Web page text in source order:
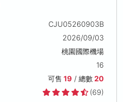
CJU05260903B
2026/09/03
桃園國際機場
16
可售 19 / 總數20
(69)